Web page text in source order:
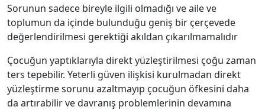
Sorunun sadece bireyle ilgili olmadığı ve aile ve
toplumun da içinde bulunduğu geniş bir çerçevede
değerlendirilmesi gerektiği akıldan çıkarılmamalıdır
Çocuğun yaptıklarıyla direkt yüzleştirilmesi çoğu zaman
ters tepebilir. Yeterli güven ilişkisi kurulmadan direkt
yüzleştirme sorunu azaltmayıp çocuğun öfkesini daha
da artırabilir ve davranış problemlerinin devamına